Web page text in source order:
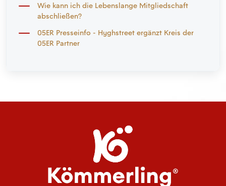
Wie kann ich die Lebenslange Mitgliedschaft
abschließen?
05ER Presseinfo - Hyghstreet ergänzt Kreis der
05ER Partner